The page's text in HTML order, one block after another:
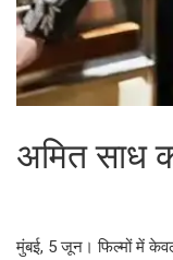
अमित साध
मुंबई, 5 जून। फिल्मों में